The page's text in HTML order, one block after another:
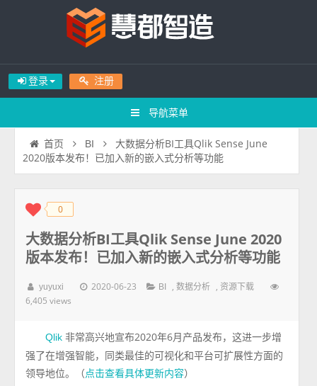
登录 注册
导航菜单
首页 BI
大数据分析BI工具Qlik Sense June
2020版本发布！已加入新的嵌入式分析等功能
◆◆ 0
大数据分析BI工具Qlik Sense June 2020
版本发布！已加入新的嵌入式分析等功能
yuyuxi 2020-06-23 BI ,数据分析 , 资源下载
6,405 views
Qlik 非常高兴地宣布2020年6月产品发布，这进一步增
强了在增强智能，同类最佳的可视化和平台可扩展性方面的
领导地位。（点击查看具体更新内容）